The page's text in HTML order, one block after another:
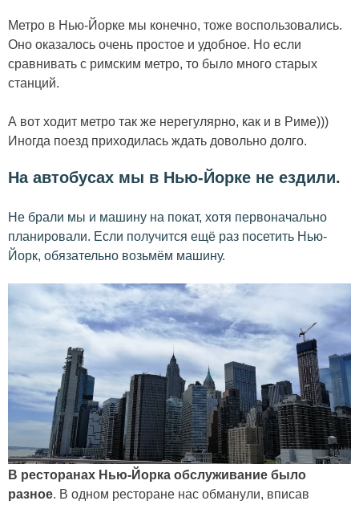
Метро в Нью-Йорке мы конечно, тоже воспользовались.
Оно оказалось очень простое и удобное. Но если
сравнивать с римским метро, то было много старых
станций.
А вот ходит метро так же нерегулярно, как и в Риме)))
Иногда поезд приходилась ждать довольно долго.
На автобусах мы в Нью-Йорке не ездили.
Не брали мы и машину на покат, хотя первоначально
планировали. Если получится ещё раз посетить Нью-
Йорк, обязательно возьмём машину.
В ресторанах Нью-Йорка обслуживание было
разное. В одном ресторане нас обманули, вписав